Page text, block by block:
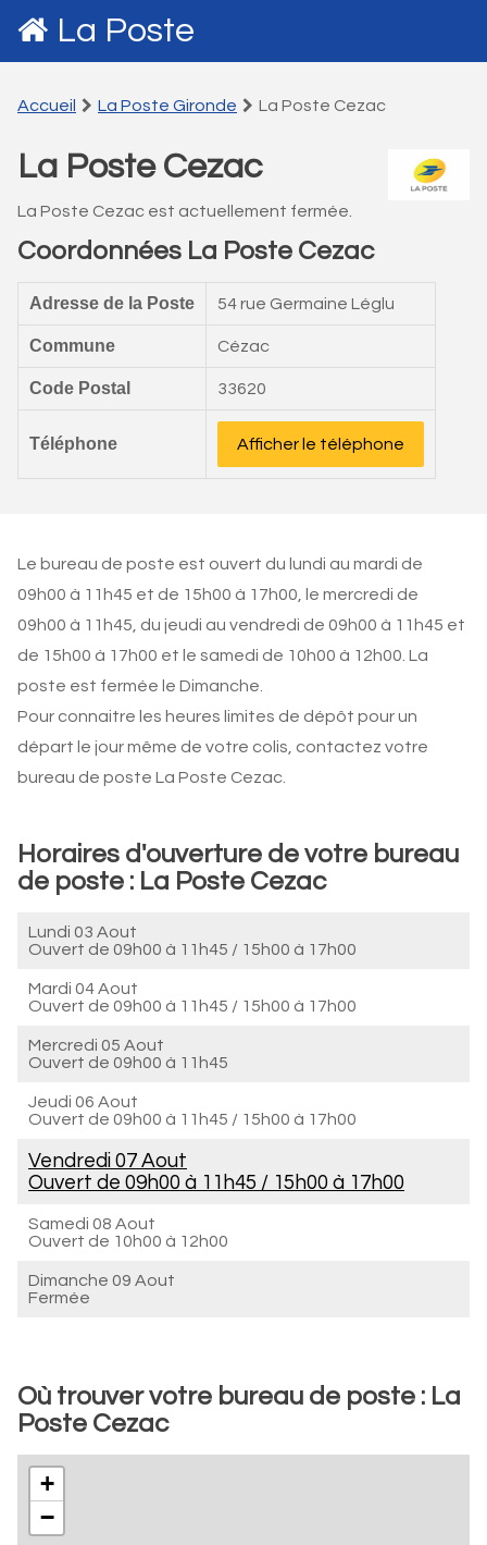
La Poste
Accueil La Poste Gironde La Poste Cezac
La Poste Cezac
La Poste Cezac est actuellement fermée.
Coordonnées La Poste Cezac
Adresse de la Poste 54 rue Germaine Léglu
Commune Cézac
Code Postal 33620
Téléphone Afficher le téléphone
Le bureau de poste est ouvert du lundi au mardi de
09h00 à 11h45 et de 15h00 à 17h00, le mercredi de
09h00 à 11h45, du jeudi au vendredi de 09h00 à 11h45 et
de 15h00 à 17h00 et le samedi de 10h00 à 12h00. La
poste est fermée le Dimanche.
Pour connaitre les heures limites de dépôt pour un
départ le jour même de votre colis, contactez votre
bureau de poste La Poste Cezac.
Horaires d'ouverture de votre bureau
de poste : La Poste Cezac
Lundi 03 Aout
Ouvert de 09h00 à 11h45 / 15h00 à 17h00
Mardi 04 Aout
Ouvert de 09h00 à 11h45 / 15h00 à 17h00
Mercredi 05 Aout
Ouvert de 09h00 à 11h45
Jeudi 06 Aout
Ouvert de 09h00 à 11h45 / 15h00 à 17h00
Vendredi 07 Aout
Ouvert de 09h00 à 11h45 / 15h00 à 17h00
Samedi 08 Aout
Ouvert de 10h00 à 12h00
Dimanche 09 Aout
Fermée
Où trouver votre bureau de poste : La
Poste Cezac
+
−